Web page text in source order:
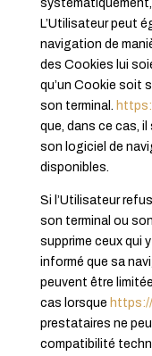
L’Utilisateur peut
navigation de
des Cookies lui
qu’un Cookie soit
son terminal.
que, dans ce cas,
son logiciel de
disponibles.
Si l’Utilisateur
son terminal ou
supprime ceux qui
informé que sa
peuvent être
cas lorsque
prestataires ne
compatibilité